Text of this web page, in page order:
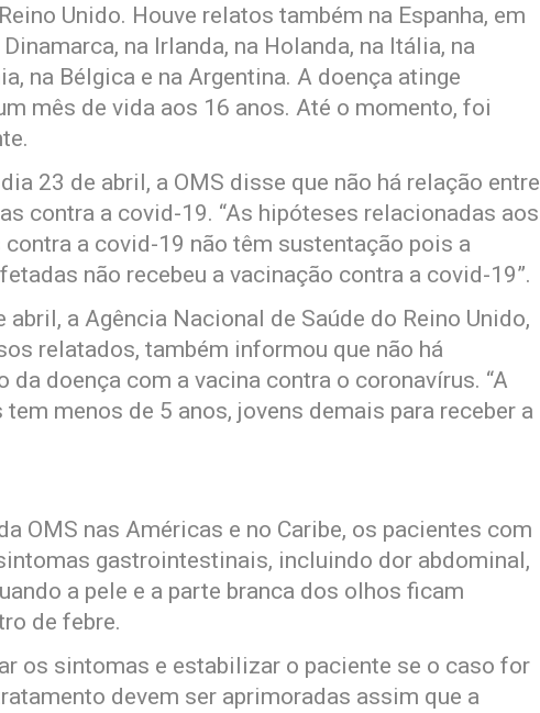
Unido. Houve relatos também na Espanha, em
na Irlanda, na Holanda, na Itália, na
na Bélgica e na Argentina. A doença atinge
mês de vida aos 16 anos. Até o momento, foi
23 de abril, a OMS disse que não há relação entre
contra a covid-19. “As hipóteses relacionadas aos
a covid-19 não têm sustentação pois a
não recebeu a vacinação contra a covid-19”.
a Agência Nacional de Saúde do Reino Unido,
relatados, também informou que não há
doença com a vacina contra o coronavírus. “A
menos de 5 anos, jovens demais para receber a
OMS nas Américas e no Caribe, os pacientes com
gastrointestinais, incluindo dor abdominal,
a pele e a parte branca dos olhos ficam
de febre.
os sintomas e estabilizar o paciente se o caso for
devem ser aprimoradas assim que a